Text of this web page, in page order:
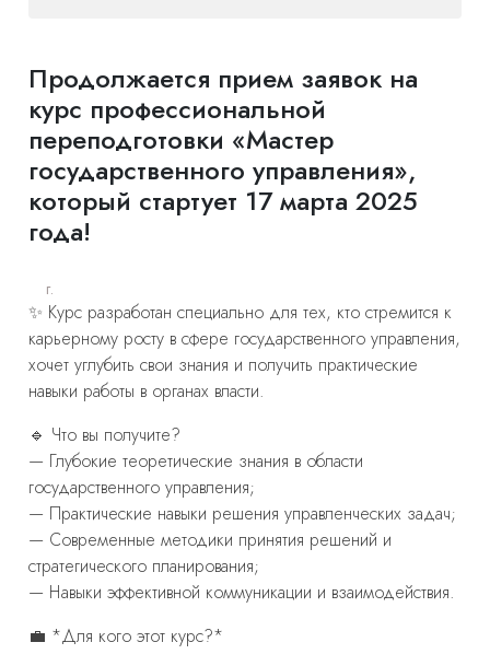
Продолжается прием заявок на
курс профессиональной
переподготовки «Мастер
государственного управления»,
который стартует 17 марта 2025
года!
г.
✨ Курс разработан специально для тех, кто стремится к
карьерному росту в сфере государственного управления,
хочет углубить свои знания и получить практические
навыки работы в органах власти.
🔹 Что вы получите?
— Глубокие теоретические знания в области
государственного управления;
— Практические навыки решения управленческих задач;
— Современные методики принятия решений и
стратегического планирования;
— Навыки эффективной коммуникации и взаимодействия.
💼 *Для кого этот курс?*